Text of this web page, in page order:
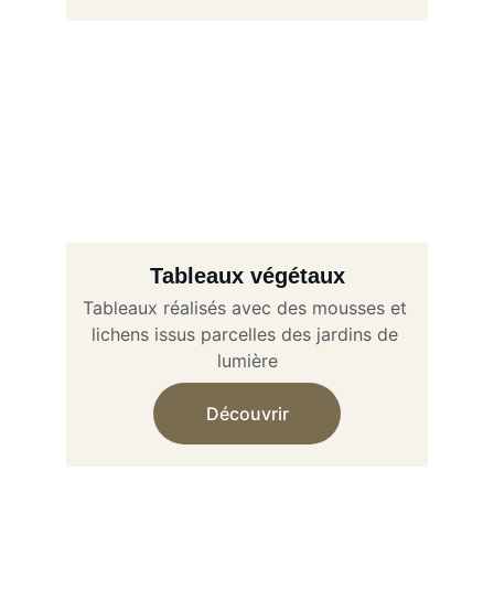
Tableaux végétaux
Découvrir
Tableaux réalisés avec des mousses et
lichens issus parcelles des jardins de
lumière